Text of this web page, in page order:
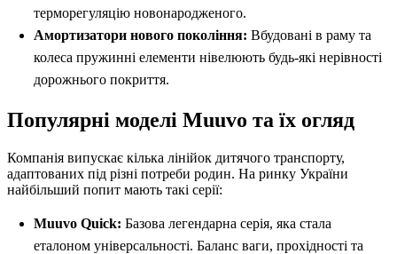
терморегуляцію новонародженого.
Амортизатори нового покоління: Вбудовані в раму та
колеса пружинні елементи нівелюють будь-які нерівності
дорожнього покриття.
Популярні моделі Muuvo та їх огляд
Компанія випускає кілька лінійок дитячого транспорту,
адаптованих під різні потреби родин. На ринку України
найбільший попит мають такі серії:
Muuvo Quick: Базова легендарна серія, яка стала
еталоном універсальності. Баланс ваги, прохідності та